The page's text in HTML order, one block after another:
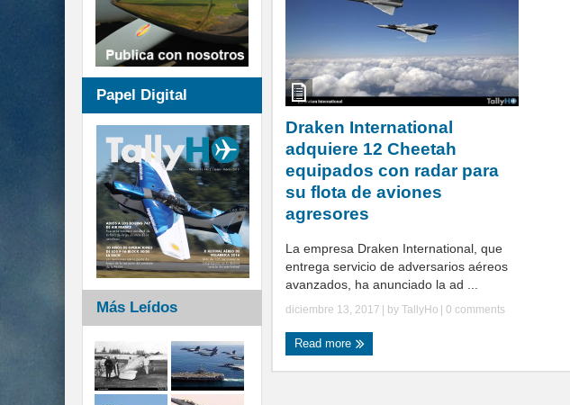
Draken International
adquiere 12 Cheetah
equipados con radar para
su flota de aviones
agresores
La empresa Draken International, que
entrega servicio de adversarios aéreos
avanzados, ha anunciado la ad ...
diciembre 13, 2017 | by TallyHo 0 comments
Read more
Papel Digital
Más Leídos